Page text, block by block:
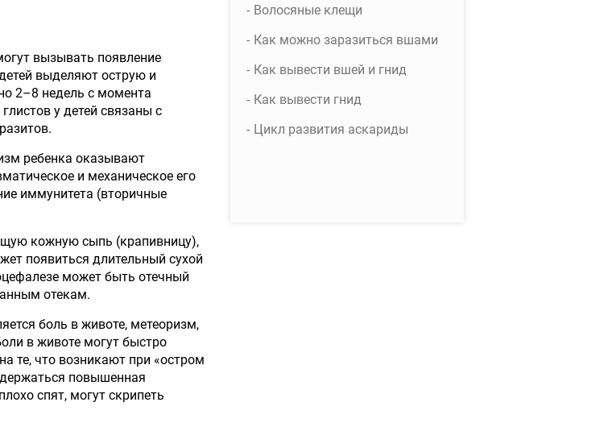
вызывать появление
выделяют острую и
2–8 недель с момента
у детей связаны с
ребенка оказывают
и механическое его
иммунитета (вторичные
кожную сыпь (крапивницу),
появиться длительный сухой
может быть отечный
отекам.
боль в животе, метеоризм,
в животе могут быстро
те, что возникают при «остром
повышенная
спят, могут скрипеть
Волосяные клещи
Как можно заразиться вшами
Как вывести вшей и гнид
Как вывести гнид
Цикл развития аскариды